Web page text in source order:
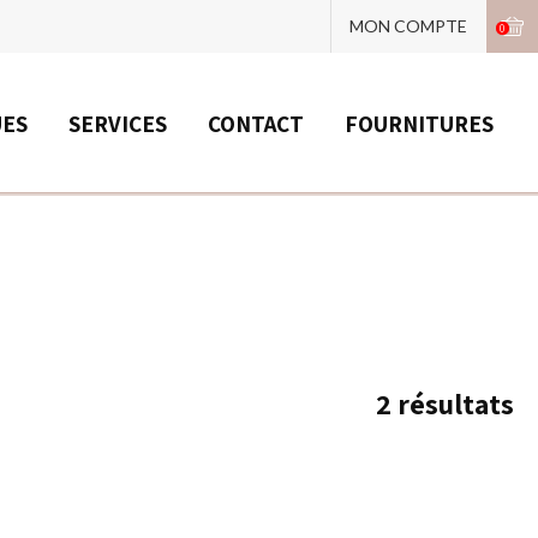
MON COMPTE 0
SERVICES CONTACT FOURNITURES
2 résultats